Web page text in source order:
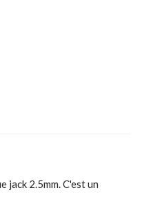
2.5mm. C'est un